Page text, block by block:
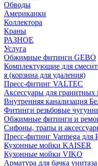
Обводы
Американки
Коллектора
Краны
РАЗНОЕ
Услуга
Обжимные фитинги GEBO
Комплектующие для
я (корзина для удаления)
Пресс-фитинг VALTEC
Аксессуары для
Внутренняя канализация
Фитинги резьбовые
Обжимные фитинги и
Сифоны, трапы и
Пресс-фитинг Varmega для
Кухонные мойки KAISER
Кухонные мойки VIKO
Арматура для бачка унитаза